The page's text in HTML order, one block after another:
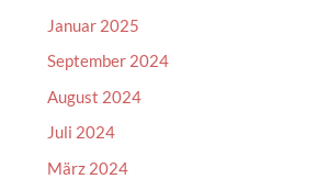
Januar 2025
September 2024
August 2024
Juli 2024
März 2024